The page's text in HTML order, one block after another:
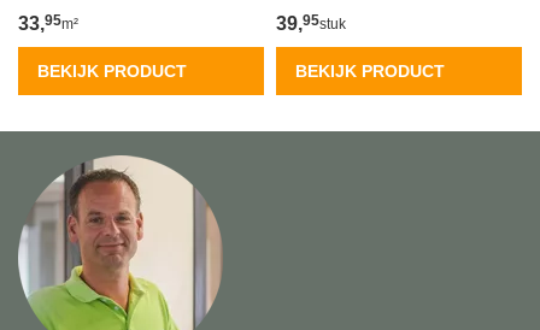
33,95m²
BEKIJK PRODUCT
39,95stuk
BEKIJK PRODUCT